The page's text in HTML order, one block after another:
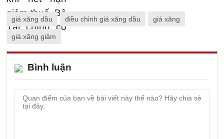
giá xăng dầu điều chỉnh giá xăng dầu giá xăng
giá xăng giảm
Bình luận